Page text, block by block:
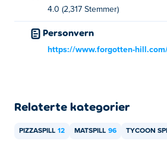
Du kan spille Pizza Planet gratis på
Kan jeg spille Pizza Planet på
og datamaskiner?
4.0 (2,317 Stemmer)
Personvern
https://www.forgotten-
Relaterte kategorier
PIZZASPILL 12 MATSPILL 96 TYCOON